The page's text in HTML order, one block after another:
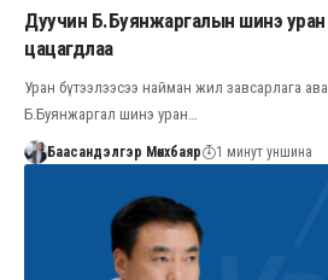
Дуучин Б.Буянжаргалын шинэ уран
цацагдлаа
Уран бүтээлээсээ найман жил завсарлага
Б.Буянжаргал шинэ уран…
Баасандэлгэр Мөнхбаяр 1 минут уншина